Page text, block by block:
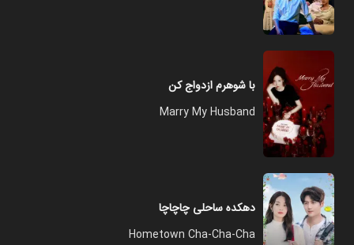
با شوهرم ازدواج کن
Marry My Husband
دهکده ساحلی چاچاچا
Hometown Cha-Cha-Cha